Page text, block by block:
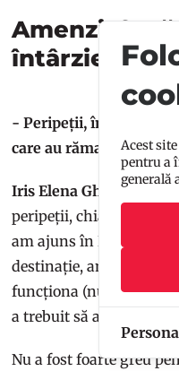
Amenzi,
întârzieri,
- Peripeții, întâmplări
care au rămas în
Iris Elena Ghimpu: Am
peripeții, chiar călătoria
am ajuns în
destinație, am realizat
funcționa (nu aveam
a trebuit să ajung de
Nu a fost foarte greu
Acest
pentru a
generală